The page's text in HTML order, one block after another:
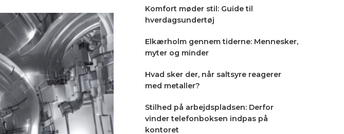
Komfort møder stil: Guide til
hverdagsundertøj
Elkærholm gennem tiderne: Mennesker,
myter og minder
Hvad sker der, når saltsyre reagerer
med metaller?
Stilhed på arbejdspladsen: Derfor
vinder telefonboksen indpas på
kontoret